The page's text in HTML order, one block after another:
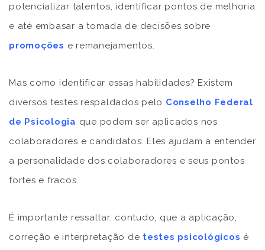
potencializar talentos, identificar pontos de melhoria
e até embasar a tomada de decisões sobre
promoções e remanejamentos.
Mas como identificar essas habilidades? Existem
diversos testes respaldados pelo Conselho Federal
de Psicologia que podem ser aplicados nos
colaboradores e candidatos. Eles ajudam a entender
a personalidade dos colaboradores e seus pontos
fortes e fracos.
É importante ressaltar, contudo, que a aplicação,
correção e interpretação de testes psicológicos é